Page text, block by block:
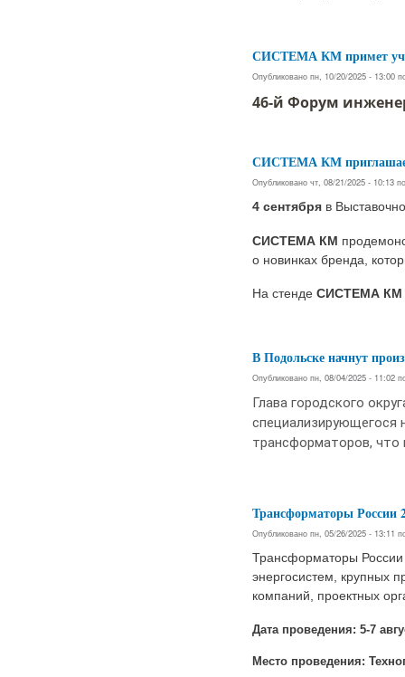
СИСТЕМА КМ примет
Опубликовано пн, 10/20/2025 - 13:00
46-й Форум
СИСТЕМА КМ
Опубликовано чт, 08/21/2025 - 10:13
4 сентября в
СИСТЕМА КМ
о новинках бренда,
На стенде СИСТЕМА
В Подольске начнут
Опубликовано пн, 08/04/2025 - 11:02
Глава городского
специализирующегося
трансформаторов, что
Трансформаторы России
Опубликовано пн, 05/26/2025 - 13:11
Трансформаторы России
энергосистем, крупных
компаний, проектных
Дата проведения: 5-7
Место проведения: